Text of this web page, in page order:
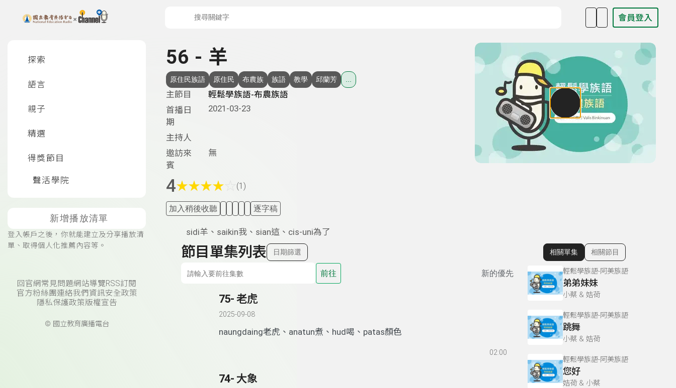
上方功能區塊 會員登入
探索
語言
親子
精選
得獎節目
聲活學院
新增播放清單
登入帳戶之後，你就能建立及分享播放清
單、取得個人化推薦內容等。
回官網常見問題網站導覽RSS訂閱
官方粉絲團連絡我們 資訊安全政策
隱私保護政策版權宣告
© 國立教育廣播電台
56 - 羊
原住民族語 原住民 布農族 族語 教學 邱蘭芳
主節目
輕鬆學族語-布農族語
首播日
期
2021-03-23
主持人
邀訪來
賓
無
4★★★★ (1)
加入稍後收聽 逐字稿
sidi羊、saikin我、sian這、cis-uni為了
節目單集列表 日期篩選
前往 新的優先
75- 老虎
2025-09-08
naungdaing老虎、anatun煮、hud喝、patas顏色
02:00
74- 大象
顯示相關單集
相關單集 相關節目
輕鬆學族語-阿美族語
弟弟妹妹
小蔡 & 姞荷
輕鬆學族語-阿美族語
跳舞
小蔡 & 姞荷
輕鬆學族語-阿美族語
您好
姞荷 & 小蔡